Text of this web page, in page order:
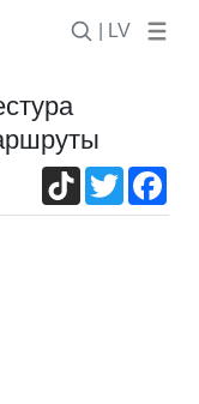
| LV
TikTokTwitter